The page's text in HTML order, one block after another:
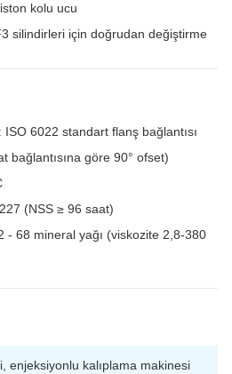
kolu ucu
silindirleri için doğrudan değiştirme
ISO 6022 standart flanş bağlantısı
bağlantısına göre 90° ofset)
(NSS ≥ 96 saat)
- 68 mineral yağı (viskozite 2,8-380
enjeksiyonlu kalıplama makinesi